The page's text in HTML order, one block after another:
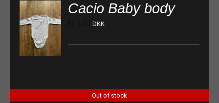
Cacio Baby body
DKK
Out of stock